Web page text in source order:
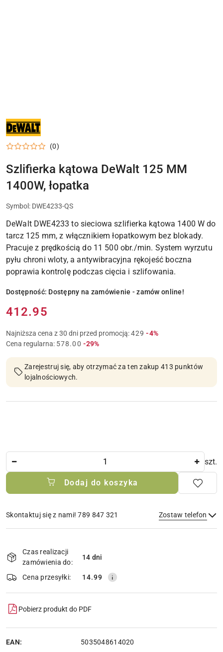
NARZĘDZIA
ELEKTRONARZĘDZIA
DEWALT
DO
DOMU
I
MONTAŻOWYCH
(0)
Szlifierka kątowa DeWalt 125 MM
1400W, łopatka
Symbol: DWE4233-QS
DeWalt DWE4233 to sieciowa szlifierka kątowa 1400 W do
tarcz 125 mm, z włącznikiem łopatkowym bez blokady.
Pracuje z prędkością do 11 500 obr./min. System wyrzutu
pyłu chroni wloty, a antywibracyjna rękojeść boczna
poprawia kontrolę podczas cięcia i szlifowania.
Dostępność: Dostępny na zamówienie - zamów online!
Cena:
412.95
Najniższa cena z 30 dni przed promocją:429 Rabat:
-4%
Cena regularna: 578.00 Rabat:
-29%
Zarejestruj się, aby otrzymać za ten zakup 413 punktów
lojalnościowych.
szt.
Dodaj do koszyka
Skontaktuj się z nami! 789 847 321 Zostaw telefon
Wyślij
dostawa
Czas realizacji
zamówienia do:
14 dni
Cena przesyłki: 14.99
Pobierz produkt do PDF
EAN: 5035048614020